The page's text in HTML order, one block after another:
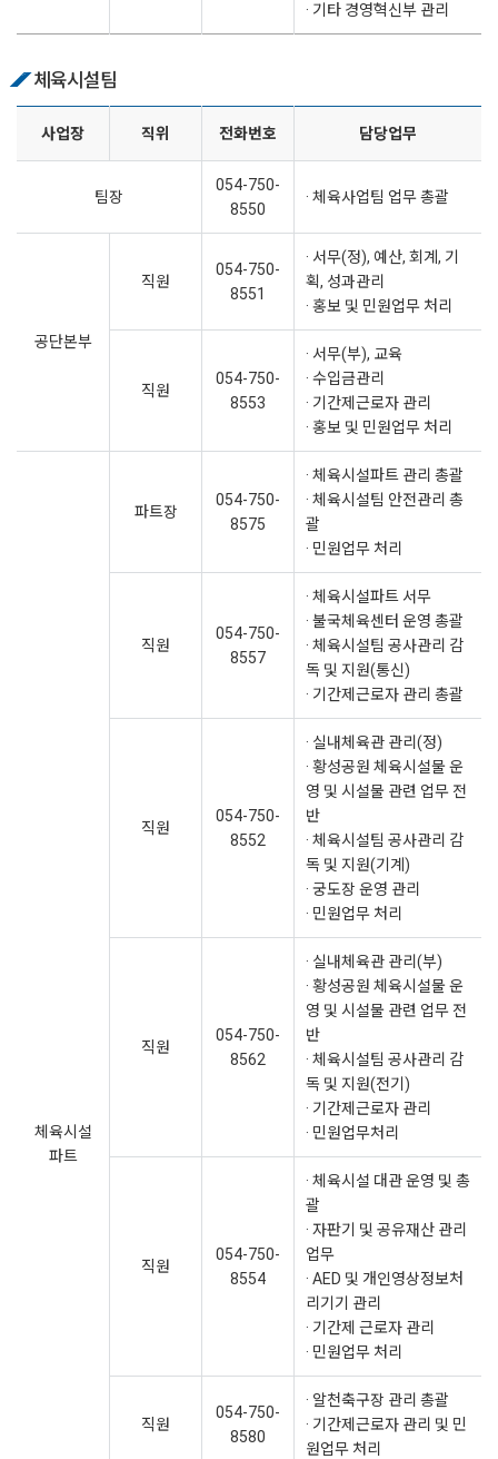
· 기타 경영혁신부 관리
체육시설팀
사업장 직위 전화번호 담당업무
팀장
054-750-
8550
· 체육사업팀 업무 총괄
공단본부
직원
054-750-
8551
· 서무(정), 예산, 회계, 기
획, 성과관리
· 홍보 및 민원업무 처리
직원
054-750-
8553
· 서무(부), 교육
· 수입금관리
· 기간제근로자 관리
· 홍보 및 민원업무 처리
체육시설
파트
파트장
054-750-
8575
· 체육시설파트 관리 총괄
· 체육시설팀 안전관리 총
괄
· 민원업무 처리
직원
054-750-
8557
· 체육시설파트 서무
· 불국체육센터 운영 총괄
· 체육시설팀 공사관리 감
독 및 지원(통신)
· 기간제근로자 관리 총괄
직원
054-750-
8552
· 실내체육관 관리(정)
· 황성공원 체육시설물 운
영 및 시설물 관련 업무 전
반
· 체육시설팀 공사관리 감
독 및 지원(기계)
· 궁도장 운영 관리
· 민원업무 처리
직원
054-750-
8562
· 실내체육관 관리(부)
· 황성공원 체육시설물 운
영 및 시설물 관련 업무 전
반
· 체육시설팀 공사관리 감
독 및 지원(전기)
· 기간제근로자 관리
· 민원업무처리
직원
054-750-
8554
· 체육시설 대관 운영 및 총
괄
· 자판기 및 공유재산 관리
업무
· AED 및 개인영상정보처
리기기 관리
· 기간제 근로자 관리
· 민원업무 처리
직원
054-750-
8580
· 알천축구장 관리 총괄
· 기간제근로자 관리 및 민
원업무 처리